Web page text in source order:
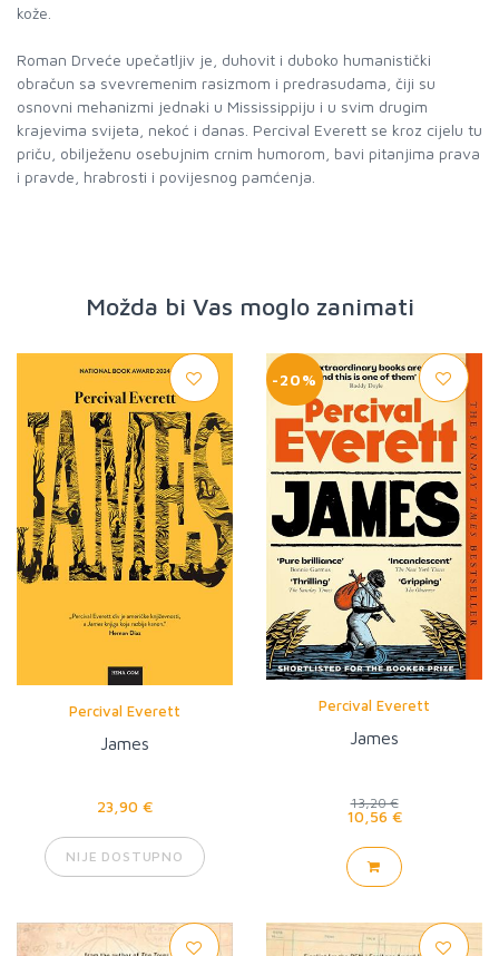
kože.
Roman Drveće upečatljiv je, duhovit i duboko humanistički
obračun sa svevremenim rasizmom i predrasudama, čiji su
osnovni mehanizmi jednaki u Mississippiju i u svim drugim
krajevima svijeta, nekoć i danas. Percival Everett se kroz cijelu tu
priču, obilježenu osebujnim crnim humorom, bavi pitanjima prava
i pravde, hrabrosti i povijesnog pamćenja.
Možda bi Vas moglo zanimati
Percival Everett
James
23,90 €
NIJE DOSTUPNO
-20%
Percival Everett
James
13,20 €
10,56 €